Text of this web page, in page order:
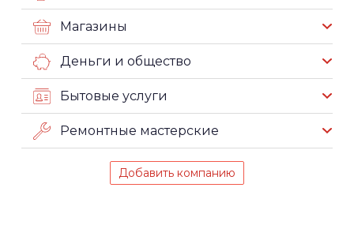
Магазины
Деньги и общество
Бытовые услуги
Ремонтные мастерские
Добавить компанию